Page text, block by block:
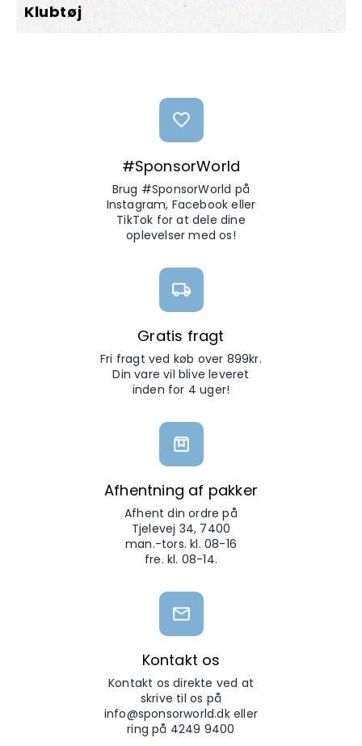
Klubtøj
#SponsorWorld
Brug #SponsorWorld på
Instagram, Facebook eller
TikTok for at dele dine
oplevelser med os!
Gratis fragt
Fri fragt ved køb over 899kr.
Din vare vil blive leveret
inden for 4 uger!
Afhentning af pakker
Afhent din ordre på
Tjelevej 34, 7400
man.-tors. kl. 08-16
fre. kl. 08-14.
Kontakt os
Kontakt os direkte ved at
skrive til os på
info@sponsorworld.dk eller
ring på 4249 9400